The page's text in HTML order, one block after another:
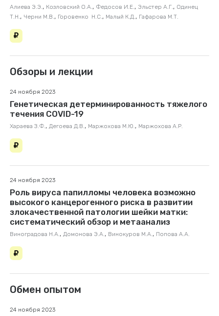
Алиева Э.Э. , Козловский О.А. , Федосов И.Е. , Эльстер А.Г. , Одинец
Т.Н. , Черни М.В. , Горовенко Н.С. , Малый К.Д. , Гафарова М.Т.
Обзоры и лекции
24 ноября 2023
Генетическая детерминированность тяжелого
течения COVID-19
Хараева З.Ф., Дегоева Д.В., Маржохова М.Ю., Маржохова А.Р.
24 ноября 2023
Роль вируса папилломы человека возможно
высокого канцерогенного риска в развитии
злокачественной патологии шейки матки:
систематический обзор и метаанализ
Виноградова Н.А., Домонова Э.А., Винокуров М.А., Попова А.А.
Обмен опытом
24 ноября 2023